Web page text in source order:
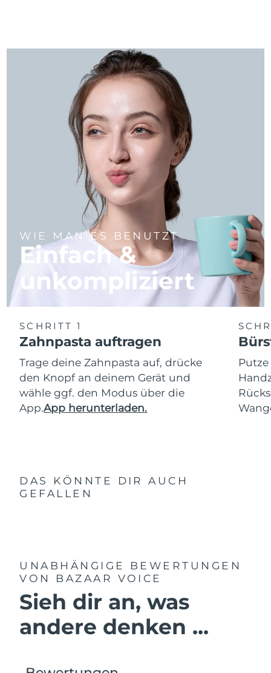
WIE MAN ES BENUTZT
Einfach &
unkompliziert
SCHRITT 1
Zahnpasta auftragen
Trage deine Zahnpasta auf, drücke
den Knopf an deinem Gerät und
wähle ggf. den Modus über die
App.App herunterladen.
DAS KÖNNTE DIR AUCH
GEFALLEN
UNABHÄNGIGE BEWERTUNGEN
VON BAZAAR VOICE
Sieh dir an, was
andere denken ...